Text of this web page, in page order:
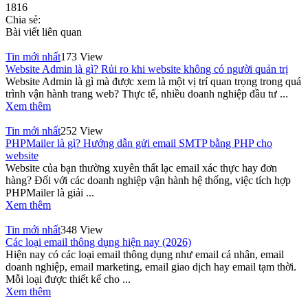
1816
Chia sẻ:
Bài viết liên quan
Tin mới nhất173 View
Website Admin là gì? Rủi ro khi website không có người quản trị
Website Admin là gì mà được xem là một vị trí quan trọng trong quá
trình vận hành trang web? Thực tế, nhiều doanh nghiệp đầu tư ...
Xem thêm
Tin mới nhất252 View
PHPMailer là gì? Hướng dẫn gửi email SMTP bằng PHP cho
website
Website của bạn thường xuyên thất lạc email xác thực hay đơn
hàng? Đối với các doanh nghiệp vận hành hệ thống, việc tích hợp
PHPMailer là giải ...
Xem thêm
Tin mới nhất348 View
Các loại email thông dụng hiện nay (2026)
Hiện nay có các loại email thông dụng như email cá nhân, email
doanh nghiệp, email marketing, email giao dịch hay email tạm thời.
Mỗi loại được thiết kế cho ...
Xem thêm